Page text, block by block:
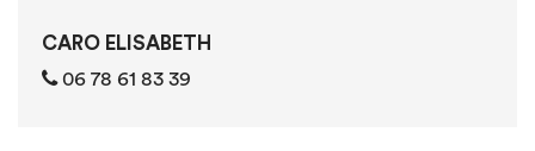
CARO ELISABETH
06 78 61 83 39